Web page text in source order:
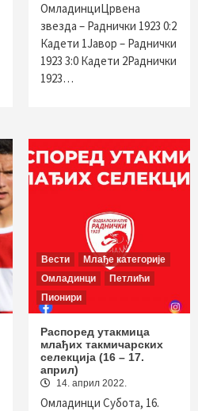
OмладинциЦрвена
звезда – Раднички 1923 0:2
Кадети 1Јавор – Раднички
1923 3:0 Кадети 2Раднички
1923…
Вести
Млађе категорије
Омладинци
Петлићи
Пионири
Распоред утакмица
млађих такмичарских
селекција (16 – 17.
април)
14. април 2022.
Oмладинци Субота, 16.